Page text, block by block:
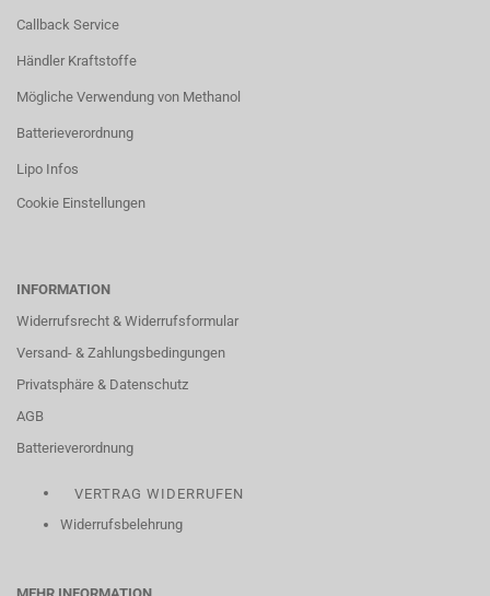
Callback Service
Händler Kraftstoffe
Mögliche Verwendung von Methanol
Batterieverordnung
Lipo Infos
Cookie Einstellungen
INFORMATION
Widerrufsrecht & Widerrufsformular
Versand- & Zahlungsbedingungen
Privatsphäre & Datenschutz
AGB
Batterieverordnung
VERTRAG WIDERRUFEN
Widerrufsbelehrung